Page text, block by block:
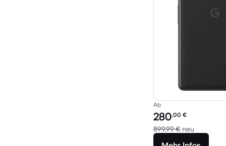
Ab
Preis des erneuerten
280,00 €
899,99 € neu